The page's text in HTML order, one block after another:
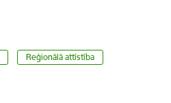
Reģionālā attīstība